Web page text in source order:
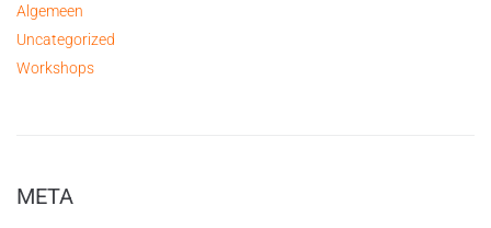
Algemeen
Uncategorized
Workshops
META